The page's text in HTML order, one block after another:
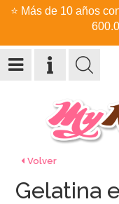
⭐ Más de 10 años
Volver
Gelatina